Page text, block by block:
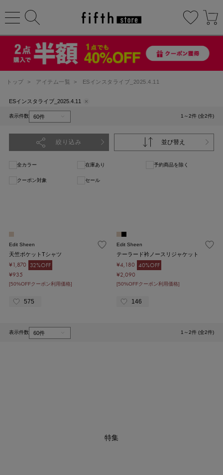
トップ > アイテム一覧 > ESインスタライブ_2025.4.11
ESインスタライブ_2025.4.11
表示件数 1～2件 (全2件)
絞り込み 並び替え
全カラー 在庫あり 予約商品を除く
クーポン対象 セール
Edit Sheen
天竺ポケットTシャツ
¥1,870 32%OFF
¥935
[50%OFFクーポン利用価格]
575
Edit Sheen
テーラード衿ノースリジャケット
¥4,180 40%OFF
¥2,090
[50%OFFクーポン利用価格]
146
表示件数 1～2件 (全2件)
特集